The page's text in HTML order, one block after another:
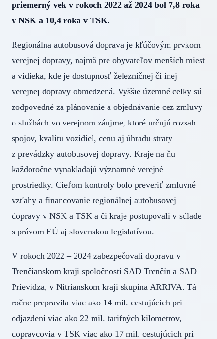
priemerný vek v rokoch 2022 až 2024 bol 7,8 roka
v NSK a 10,4 roka v TSK.
Regionálna autobusová doprava je kľúčovým prvkom
verejnej dopravy, najmä pre obyvateľov menších miest
a vidieka, kde je dostupnosť železničnej či inej
verejnej dopravy obmedzená. Vyššie územné celky sú
zodpovedné za plánovanie a objednávanie cez zmluvy
o službách vo verejnom záujme, ktoré určujú rozsah
spojov, kvalitu vozidiel, cenu aj úhradu straty
z prevádzky autobusovej dopravy. Kraje na ňu
každoročne vynakladajú významné verejné
prostriedky. Cieľom kontroly bolo preveriť zmluvné
vzťahy a financovanie regionálnej autobusovej
dopravy v NSK a TSK a či kraje postupovali v súlade
s právom EÚ aj slovenskou legislatívou.
V rokoch 2022 – 2024 zabezpečovali dopravu v
Trenčianskom kraji spoločnosti SAD Trenčín a SAD
Prievidza, v Nitrianskom kraji skupina ARRIVA. Tá
ročne prepravila viac ako 14 mil. cestujúcich pri
odjazdení viac ako 22 mil. tarifných kilometrov,
dopravcovia v TSK viac ako 17 mil. cestujúcich pri